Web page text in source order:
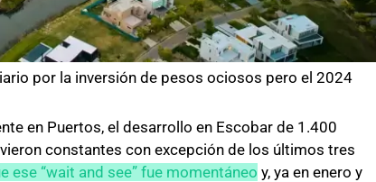
por la inversión de pesos ociosos pero el 2024
en Puertos, el desarrollo en Escobar de 1.400
constantes con excepción de los últimos tres
ese “wait and see” fue momentáneo y, ya en enero y